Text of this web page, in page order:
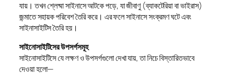
যায়। তখন শ্লেষ্মা সাইনাসে আটকে পড়ে, যা জীবাণু (ব্যাকটেরিয়া বা ভাইরাস)
জন্মাতে সহায়ক পরিবেশ তৈরি করে। এর ফলে সাইনাসে সংক্রমণ ঘটে এবং
সাইনাসাইটিস তৈরি হয়।
সাইনোসাইটিসের উপসর্গসমূহ
সাইনোসাইটিসে যে লক্ষণ ও উপসর্গগুলো দেখা যায়, তা নিচে বিস্তারিতভাবে
দেওয়া হলো—